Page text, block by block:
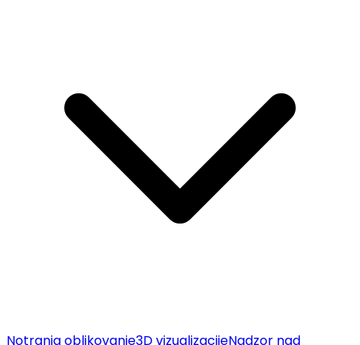
Notranja oblikovanje3D vizualizacijeNadzor nad